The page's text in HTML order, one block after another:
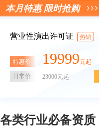
立即咨询
本月特惠 限时抢购
营业性演出许可证 热销
特惠价 19999元起
日常价 23000元起
各类行业必备资质